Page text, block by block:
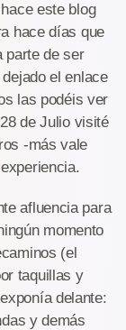
este blog
hace días que
parte de ser
el enlace
las podéis ver
de Julio visité
-más vale
afluencia para
momento
(el
taquillas y
delante:
y demás